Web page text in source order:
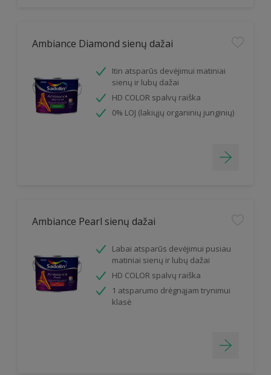
Ambiance Diamond sienų dažai
Itin atsparūs devėjimui matiniai
sienų ir lubų dažai
HD COLOR spalvų raiška
0% LOJ (lakiųjų organinių junginių)
Ambiance Pearl sienų dažai
Labai atsparūs devėjimui pusiau
matiniai sienų ir lubų dažai
HD COLOR spalvų raiška
1 atsparumo drėgnąjam trynimui
klasė